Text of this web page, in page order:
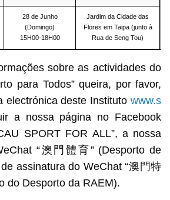
28 de Junho
(Domingo)
15H00-18H00
Jardim da Cidade das
Flores em Taipa (junto à
Rua de Seng Tou)
sobre as actividades do
para Todos” queira, por favor,
electrónica deste Institutowww.s
a nossa página no Facebook
SPORT FOR ALL”, a nossa
“澳門體育” (Desporto de
assinatura do WeChat “澳門特
do Desporto da RAEM).